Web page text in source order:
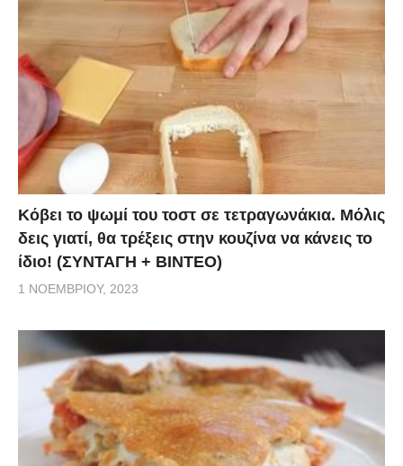
Κόβει το ψωμί του τοστ σε τετραγωνάκια. Μόλις
δεις γιατί, θα τρέξεις στην κουζίνα να κάνεις το
ίδιο! (ΣΥΝΤΑΓΗ + ΒΙΝΤΕΟ)
1 ΝΟΕΜΒΡΊΟΥ, 2023